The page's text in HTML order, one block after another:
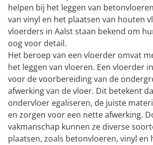
helpen bij het leggen van
van vinyl en het plaatsen van houten
vloerders in Aalst staan bekend om
oog voor detail.
Het beroep van een vloerder omvat
het leggen van vloeren. Een vloerder
voor de voorbereiding van de
afwerking van de vloer. Dit betekent
ondervloer egaliseren, de juiste
en zorgen voor een nette afwerking.
vakmanschap kunnen ze diverse
plaatsen, zoals betonvloeren, vinyl en